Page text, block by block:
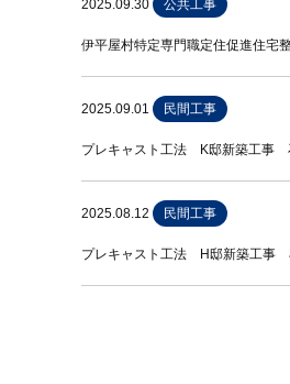
2025.09.30 公共工事
伊平屋村特定専門職定住促進住宅
2025.09.01 民間工事
プレキャスト工法 K邸新築工事
2025.08.12 民間工事
プレキャスト工法 H邸新築工事